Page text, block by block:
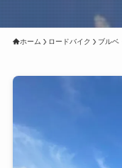
ホーム ロードバイク ブルベ